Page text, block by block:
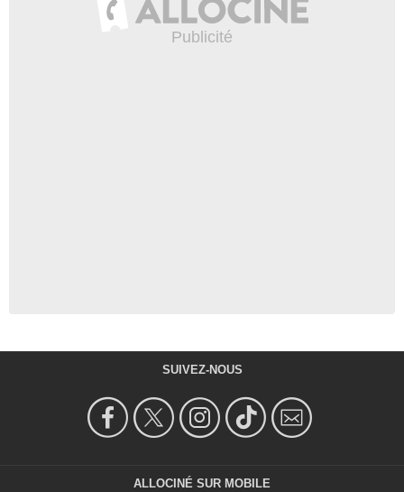
SUIVEZ-NOUS
ALLOCINÉ SUR MOBILE